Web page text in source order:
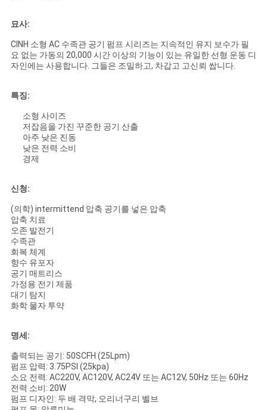
뉴
스
사
PRIVACY
POLICY
묘사:
CINH 소형 AC 수족관 공기 펌프 시리즈는 지속적인 유지 보수가 필
요 없는 가동의 20,000 시간 이상의 기능이 있는 유일한 선형 운동 디
자인에는 사용합니다. 그들은 조밀하고, 차갑고 고신뢰 쌉니다.
특징:
소형 사이즈
저잡음을 가진 꾸준한 공기 산출
아주 낮은 진동
낮은 전력 소비
경제
신청:
(의학) intermittend 압축 공기를 넣은 압축
압축 치료
오존 발전기
수족관
회복 체계
향수 유포자
공기 매트리스
가정용 전기 제품
대기 탐지
화학 물자 투약
명세:
출력되는 공기: 50SCFH (25Lpm)
펌프 압력: 3.75PSI (25kpa)
소요 전력: AC220V, AC120V, AC24V 또는 AC12V, 50Hz 또는 60Hz
전력 소비: 20W
펌프 디자인: 두 배 격막, 오리너구리 벨브